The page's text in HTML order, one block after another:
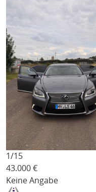
1/15
43.000 €
Keine Angabe